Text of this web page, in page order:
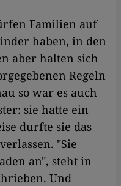
Familien auf
haben, in den
aber halten sich
Regeln
so war es auch
sie hatte ein
durfte sie das
"Sie
an", steht in
Und